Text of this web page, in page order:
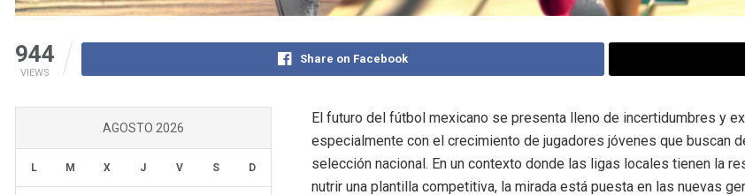
944
VIEWS
Share on Facebook
El futuro del fútbol mexicano se presenta lleno de incertidumbres y
especialmente con el crecimiento de jugadores jóvenes que buscan
selección nacional. En un contexto donde las ligas locales tienen la
nutrir una plantilla competitiva, la mirada está puesta en las nuevas
AGOSTO 2026
L M X J V S D